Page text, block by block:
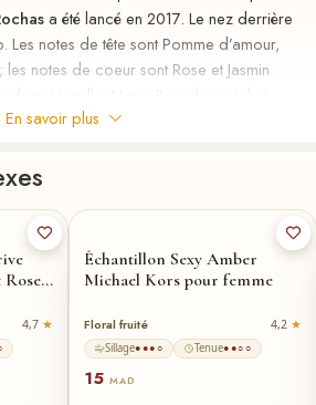
a été lancé en 2017. Le nez derrière
Les notes de tête sont Pomme d’amour,
notes de coeur sont Rose et Jasmin
une création olfactive qui célèbre l’esprit
moderne. Lancé en 2017, ce parfum
la talentueuse parfumeuse Anne Flipo, qui
la jeunesse et de la joie de vivre à travers
de notes florales et fruitées.
Mademoiselle Rochas évoque un bouquet
de pomme d’amour, de cassis,
notes de tête créent une entrée lumineuse
En savoir plus
4,7
Échantillon Sexy Amber
Michael Kors pour femme
Floral fruité 4,2
Sillage●●●○ Tenue●●○○
15 MAD